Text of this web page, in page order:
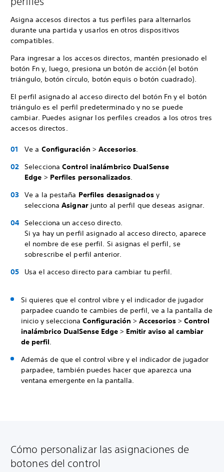
Asigna accesos directos a tus perfiles para alternarlos
durante una partida y usarlos en otros dispositivos
compatibles.
Para ingresar a los accesos directos, mantén presionado el
botón Fn y, luego, presiona un botón de acción (el botón
triángulo, botón círculo, botón equis o botón cuadrado).
El perfil asignado al acceso directo del botón Fn y el botón
triángulo es el perfil predeterminado y no se puede
cambiar. Puedes asignar los perfiles creados a los otros tres
accesos directos.
Ve a Configuración >Accesorios
SeleccionaControl inalámbrico DualSense
Edge > Perfiles personalizados
Ve a la pestaña Perfiles desasignadosy
seleccionaAsignarjunto al perfil que deseas asignar.
Selecciona un acceso directo.
Si ya hay un perfil asignado al acceso directo, aparece
el nombre de ese perfil. Si asignas el perfil, se
sobrescribe el perfil anterior.
Usa el acceso directo para cambiar tu perfil.
Si quieres que el control vibre y el indicador de jugador
parpadee cuando te cambies de perfil, ve a la pantalla de
inicio y selecciona Configuración > Accesorios > Control
inalámbrico DualSense Edge > Emitir aviso al cambiar
de perfil
Además de que el control vibre y el indicador de jugador
parpadee, también puedes hacer que aparezca una
ventana emergente en la pantalla.
Cómo personalizar las asignaciones de
botones del control